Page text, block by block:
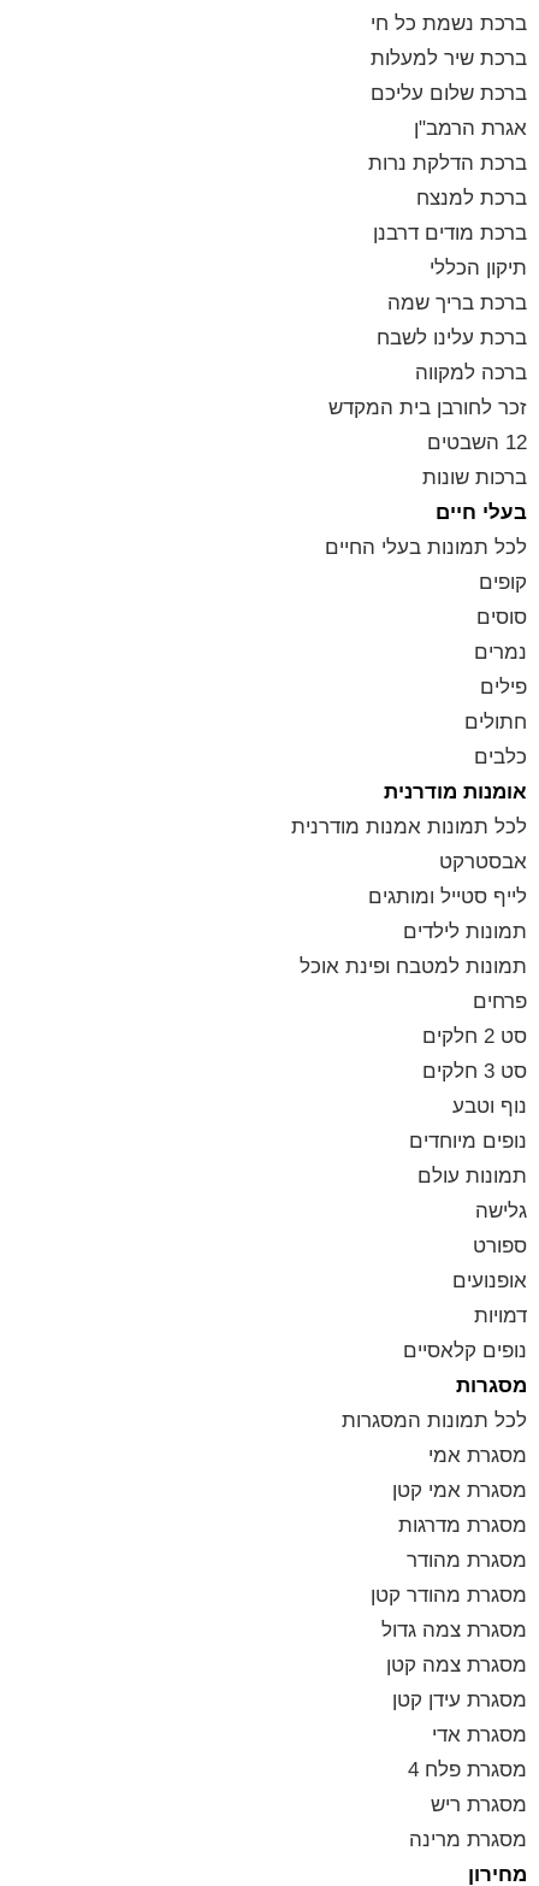
ברכת נשמת כל חי
ברכת שיר למעלות
ברכת שלום עליכם
אגרת הרמב"ן
ברכת הדלקת נרות
ברכת למנצח
ברכת מודים דרבנן
תיקון הכללי
ברכת בריך שמה
ברכת עלינו לשבח
ברכה למקווה
זכר לחורבן בית המקדש
12 השבטים
ברכות שונות
בעלי חיים
לכל תמונות בעלי החיים
קופים
סוסים
נמרים
פילים
חתולים
כלבים
אומנות מודרנית
לכל תמונות אמנות מודרנית
אבסטרקט
לייף סטייל ומותגים
תמונות לילדים
תמונות למטבח ופינת אוכל
פרחים
סט 2 חלקים
סט 3 חלקים
נוף וטבע
נופים מיוחדים
תמונות עולם
גלישה
ספורט
אופנועים
דמויות
נופים קלאסיים
מסגרות
לכל תמונות המסגרות
מסגרת אמי
מסגרת אמי קטן
מסגרת מדרגות
מסגרת מהודר
מסגרת מהודר קטן
מסגרת צמה גדול
מסגרת צמה קטן
מסגרת עידן קטן
מסגרת אדי
מסגרת פלח 4
מסגרת ריש
מסגרת מרינה
מחירון